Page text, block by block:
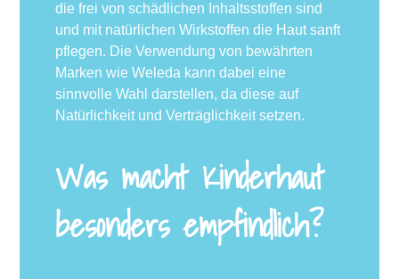
die frei von schädlichen Inhaltsstoffen sind
und mit natürlichen Wirkstoffen die Haut sanft
pflegen. Die Verwendung von bewährten
Marken wie Weleda kann dabei eine
sinnvolle Wahl darstellen, da diese auf
Natürlichkeit und Verträglichkeit setzen.
Was macht Kinderhaut
besonders empfindlich?